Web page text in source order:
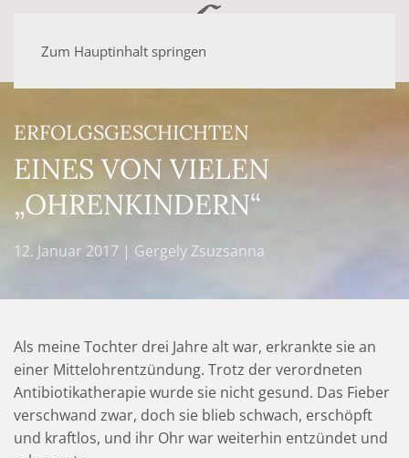
Zum Hauptinhalt springen
ERFOLGSGESCHICHTEN
EINES VON VIELEN
„OHRENKINDERN“
12. Januar 2017 | Gergely Zsuzsanna
Als meine Tochter drei Jahre alt war, erkrankte sie an
einer Mittelohrentzündung. Trotz der verordneten
Antibiotikatherapie wurde sie nicht gesund. Das Fieber
verschwand zwar, doch sie blieb schwach, erschöpft
und kraftlos, und ihr Ohr war weiterhin entzündet und